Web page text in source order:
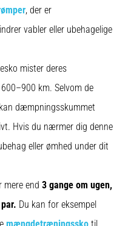
, der er
vabler eller ubehagelige
mister deres
km. Selvom de
dæmpningsskummet
Hvis du nærmer dig denne
eller ømhed under dit
mere end 3 gange om ugen,
Du kan for eksempel